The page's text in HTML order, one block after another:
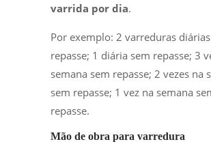
varrida por dia.
Por exemplo: 2 varreduras
repasse; 1 diária sem repasse; 3
semana sem repasse; 2 vezes na
sem repasse; 1 vez na semana
repasse.
Mão de obra para varredura